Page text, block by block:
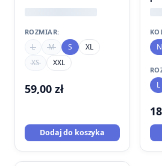
ROZMIAR:
L M S
XL
XS
XXL
59,00 zł
Dodaj do koszyka
L